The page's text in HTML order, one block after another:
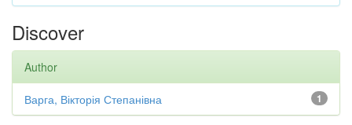
Discover
Author
1
Варга, Вікторія Степанівна